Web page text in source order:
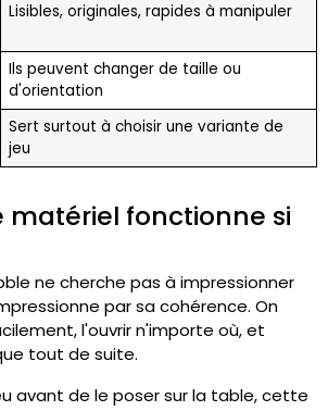
Lisibles, originales, rapides à manipuler
Ils peuvent changer de taille ou
d'orientation
Sert surtout à choisir une variante de
jeu
matériel fonctionne si
ne cherche pas à impressionner
par sa cohérence. On
l'ouvrir n'importe où, et
tout de suite.
avant de le poser sur la table, cette